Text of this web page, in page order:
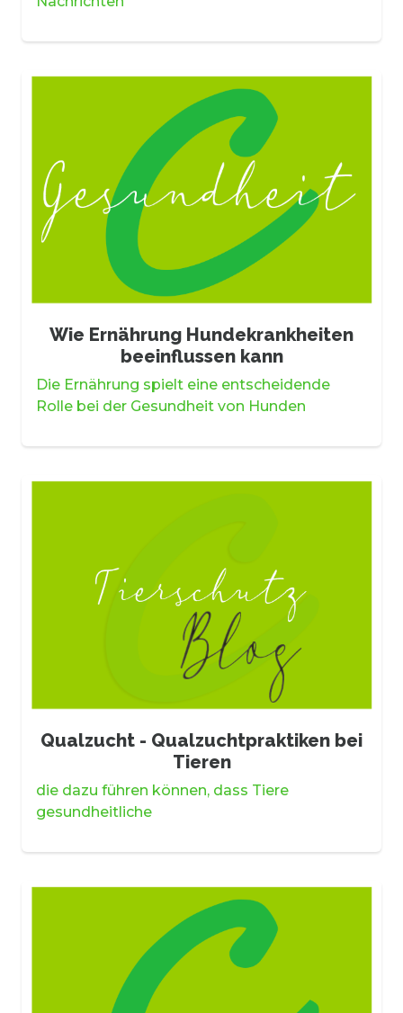
Wie Ernährung Hundekrankheiten
beeinflussen kann
Die Ernährung spielt eine entscheidende
Rolle bei der Gesundheit von Hunden
Qualzucht - Qualzuchtpraktiken bei
Tieren
die dazu führen können, dass Tiere
gesundheitliche